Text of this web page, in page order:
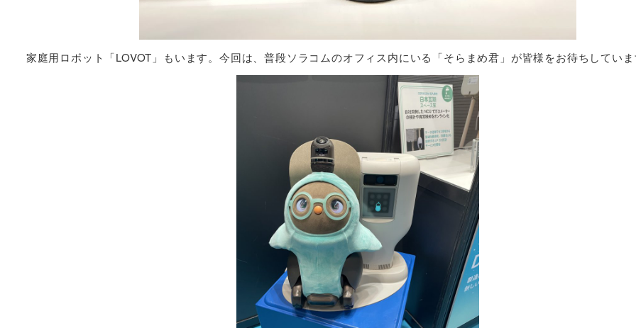
家庭用ロボット「LOVOT」もいます。今回は、普段ソラコムのオフィス内にいる「そらまめ君」が皆様をお待ちしてい